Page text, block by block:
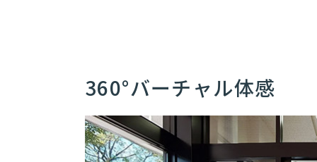
360°バーチャル体感